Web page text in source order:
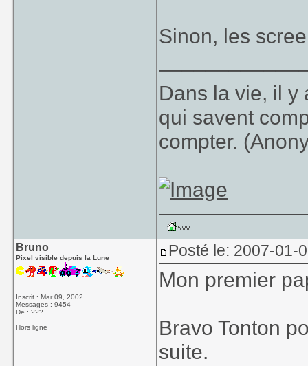
Sinon, les
Dans la vie, il y
qui savent
compter.
Bruno
Pixel visible depuis la Lune
Inscrit : Mar 09, 2002
Messages : 9454
De : ???
Hors ligne
Posté le: 2007-01-
Mon premier
Bravo Tonton
suite.